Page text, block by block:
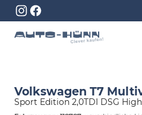
Volkswagen T7
Sport Edition 2,0TDI DSG